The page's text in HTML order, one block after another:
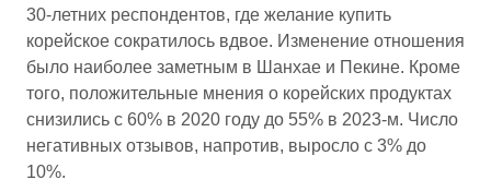
30-летних респондентов, где желание купить
корейское сократилось вдвое. Изменение отношения
было наиболее заметным в Шанхае и Пекине. Кроме
того, положительные мнения о корейских продуктах
снизились с 60% в 2020 году до 55% в 2023-м. Число
негативных отзывов, напротив, выросло с 3% до
10%.